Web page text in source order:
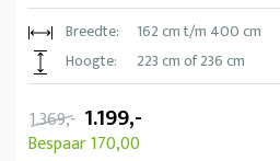
Breedte:
162 cm t/m 400 cm
Hoogte:
223 cm of 236 cm
1.369,- 1.199,-
Bespaar 170,00